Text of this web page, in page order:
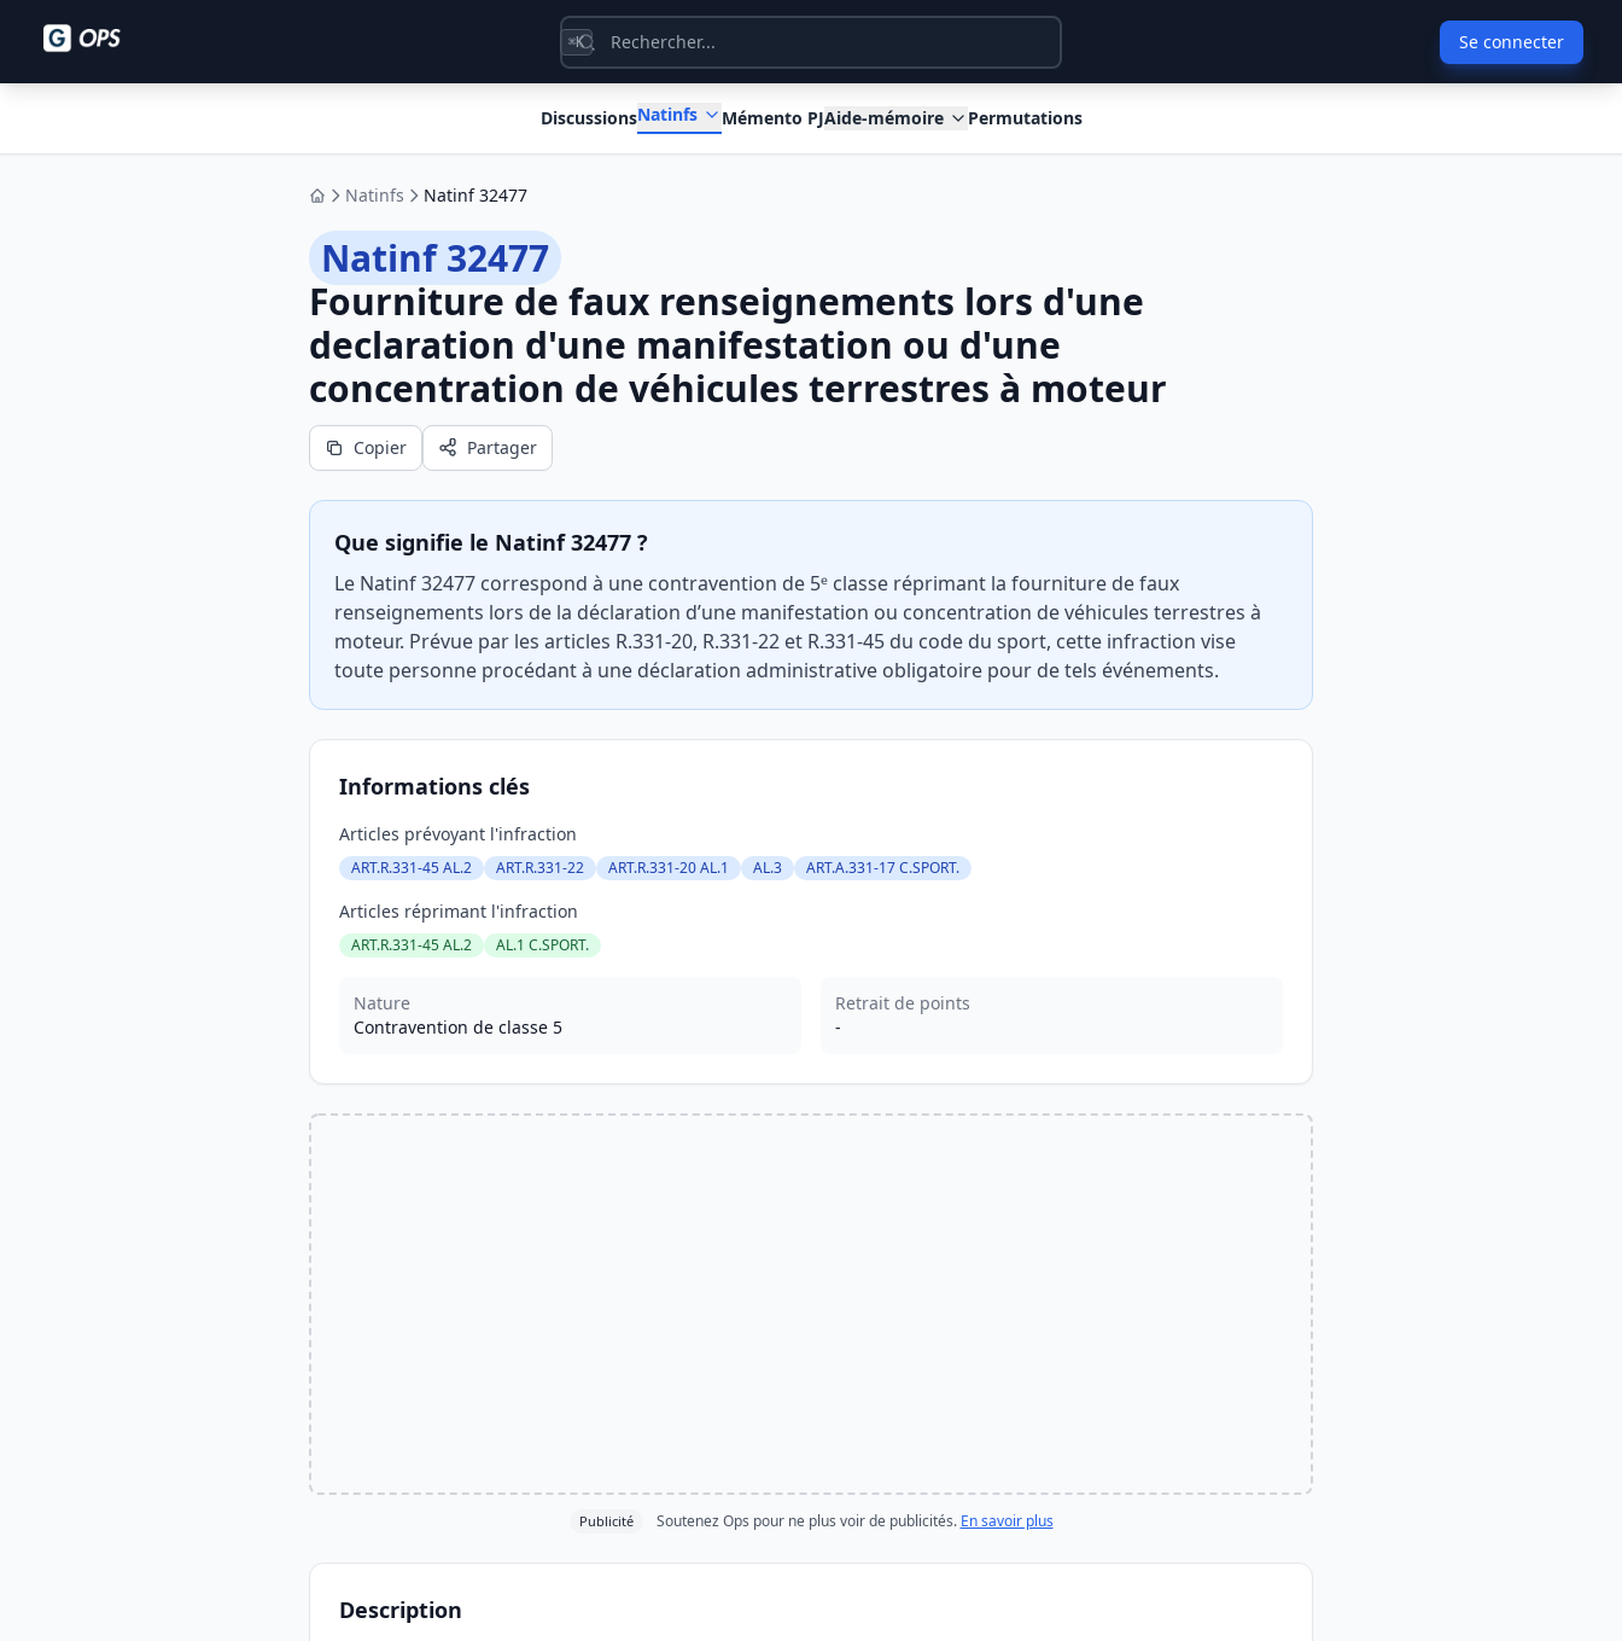
⌘K Se connecter
DiscussionsNatinfs Mémento PJAide-mémoire Permutations
AccueilNatinfs Natinf 32477
Natinf 32477
Fourniture de faux renseignements lors d'une
declaration d'une manifestation ou d'une
concentration de véhicules terrestres à moteur
Copier Partager
Que signifie le Natinf 32477 ?
Le Natinf 32477 correspond à une contravention de 5ᵉ classe réprimant la fourniture de faux
renseignements lors de la déclaration d’une manifestation ou concentration de véhicules terrestres à
moteur. Prévue par les articles R.331-20, R.331-22 et R.331-45 du code du sport, cette infraction vise
toute personne procédant à une déclaration administrative obligatoire pour de tels événements.
Informations clés
Articles prévoyant l'infraction
ART.R.331-45 AL.2 ART.R.331-22 ART.R.331-20 AL.1 AL.3 ART.A.331-17 C.SPORT.
Articles réprimant l'infraction
ART.R.331-45 AL.2 AL.1 C.SPORT.
Nature
Contravention de classe 5
Retrait de points
-
Publicité Soutenez Ops pour ne plus voir de publicités. En savoir plus
Description